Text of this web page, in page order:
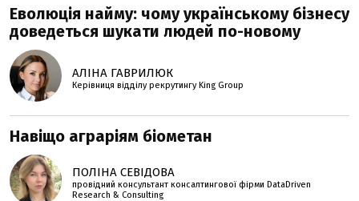
Еволюція найму: чому українському бізнесу
доведеться шукати людей по-новому
АЛІНА ГАВРИЛЮК
Керівниця відділу рекрутингу King Group
Навіщо аграріям біометан
ПОЛІНА СЕВІДОВА
провідний консультант консалтингової фірми DataDriven
Research & Consulting